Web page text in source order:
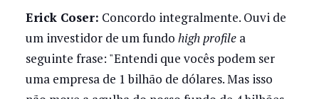
Erick Coser: Concordo integralmente. Ouvi de
um investidor de um fundo high profilea
seguinte frase: "Entendi que vocês podem ser
uma empresa de 1 bilhão de dólares. Mas isso